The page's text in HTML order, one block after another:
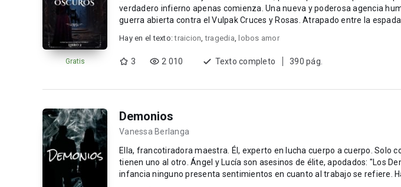
Gratis
verdadero infierno apenas comienza. Una nueva y poderosa agencia
guerra abierta contra el Vulpak Cruces y Rosas. Atrapado entre la espada y la pared, él no solo debe
Hay en el texto:traicion,tragedia, lobos amor
3 2 010 Texto completo 390 pág.
Demonios
Vanessa Berlanga
Ella, francotiradora maestra. Él, experto en lucha cuerpo a cuerpo. Solo conocen su mundo, solo se
tienen uno al otro. Ángel y Lucía son asesinos de élite, apodados: "Los Demonios". Debido a su cruel